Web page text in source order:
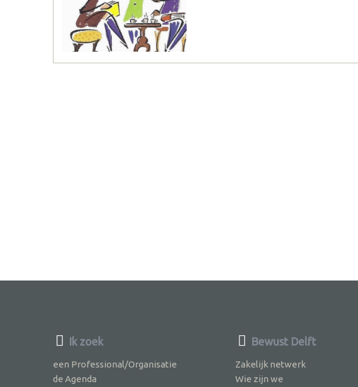
Ik zoek
een Professional/Organisatie
de Agenda
Bewust Delft
Zakelijk netwerk
Wie zijn we